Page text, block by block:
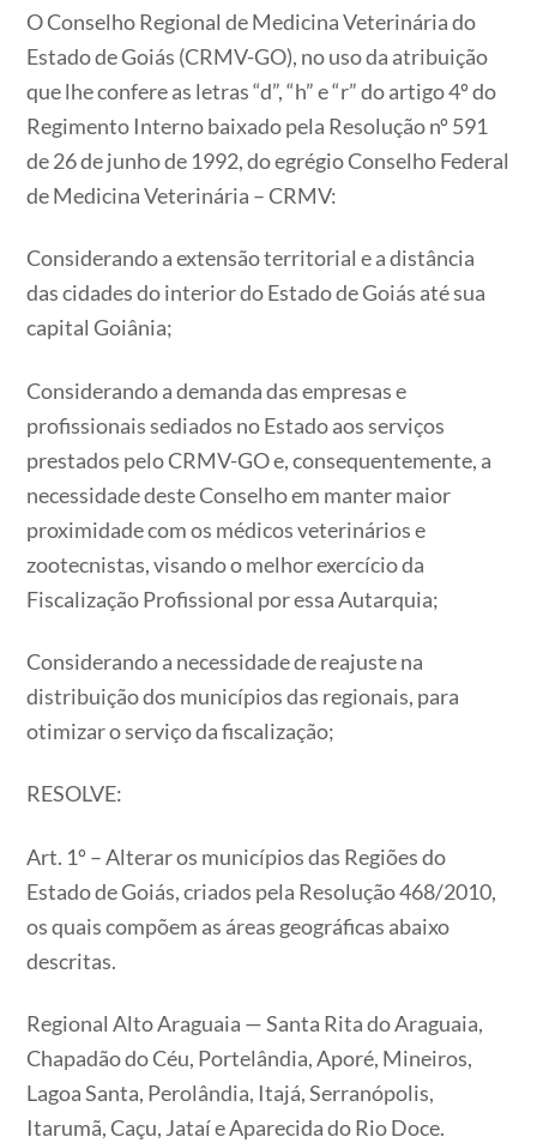
O Conselho Regional de Medicina Veterinária do
Estado de Goiás (CRMV-GO), no uso da atribuição
que lhe confere as letras “d”, “h” e “r” do artigo 4º do
Regimento Interno baixado pela Resolução nº 591
de 26 de junho de 1992, do egrégio Conselho Federal
de Medicina Veterinária – CRMV:
Considerando a extensão territorial e a distância
das cidades do interior do Estado de Goiás até sua
capital Goiânia;
Considerando a demanda das empresas e
profissionais sediados no Estado aos serviços
prestados pelo CRMV-GO e, consequentemente, a
necessidade deste Conselho em manter maior
proximidade com os médicos veterinários e
zootecnistas, visando o melhor exercício da
Fiscalização Profissional por essa Autarquia;
Considerando a necessidade de reajuste na
distribuição dos municípios das regionais, para
otimizar o serviço da fiscalização;
RESOLVE:
Art. 1º – Alterar os municípios das Regiões do
Estado de Goiás, criados pela Resolução 468/2010,
os quais compõem as áreas geográficas abaixo
descritas.
Regional Alto Araguaia — Santa Rita do Araguaia,
Chapadão do Céu, Portelândia, Aporé, Mineiros,
Lagoa Santa, Perolândia, Itajá, Serranópolis,
Itarumã, Caçu, Jataí e Aparecida do Rio Doce.